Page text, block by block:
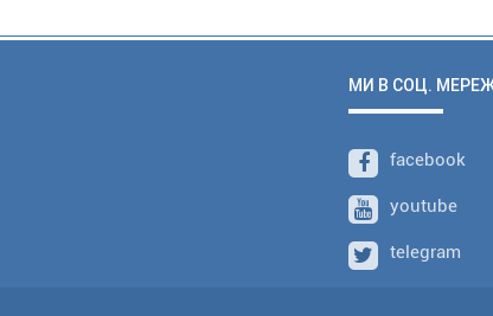
МИ В СОЦ.
facebook
youtube
telegram